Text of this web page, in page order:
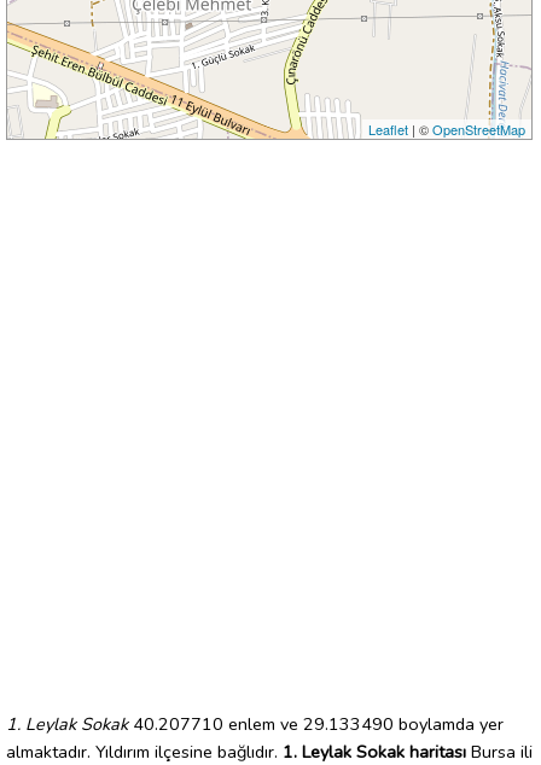
Leaflet| ©OpenStreetMap
1. Leylak Sokak40.207710 enlem ve 29.133490 boylamda yer
almaktadır. Yıldırım ilçesine bağlıdır. 1. Leylak Sokak haritası Bursa ili